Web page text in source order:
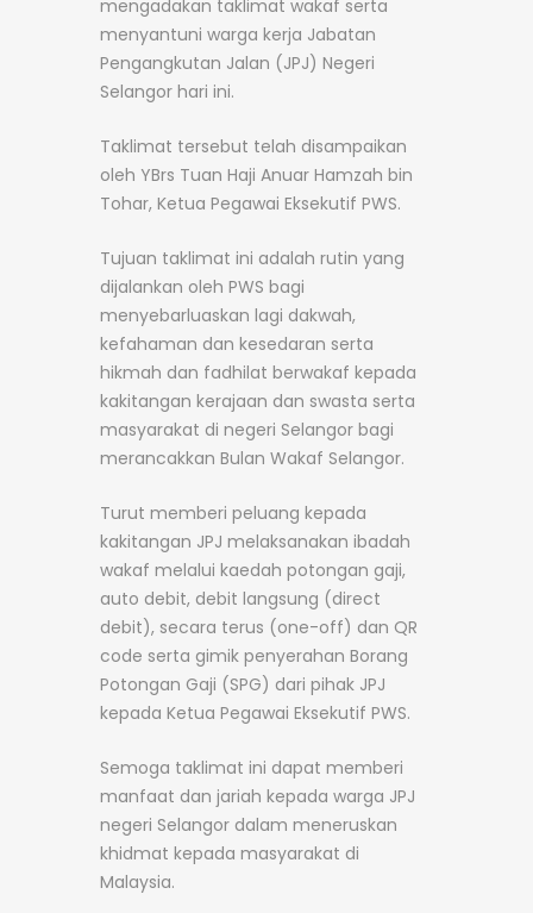
mengadakan taklimat wakaf serta
menyantuni warga kerja Jabatan
Pengangkutan Jalan (JPJ) Negeri
Selangor hari ini.
Taklimat tersebut telah disampaikan
oleh YBrs Tuan Haji Anuar Hamzah bin
Tohar, Ketua Pegawai Eksekutif PWS.
Tujuan taklimat ini adalah rutin yang
dijalankan oleh PWS bagi
menyebarluaskan lagi dakwah,
kefahaman dan kesedaran serta
hikmah dan fadhilat berwakaf kepada
kakitangan kerajaan dan swasta serta
masyarakat di negeri Selangor bagi
merancakkan Bulan Wakaf Selangor.
Turut memberi peluang kepada
kakitangan JPJ melaksanakan ibadah
wakaf melalui kaedah potongan gaji,
auto debit, debit langsung (direct
debit), secara terus (one-off) dan QR
code serta gimik penyerahan Borang
Potongan Gaji (SPG) dari pihak JPJ
kepada Ketua Pegawai Eksekutif PWS.
Semoga taklimat ini dapat memberi
manfaat dan jariah kepada warga JPJ
negeri Selangor dalam meneruskan
khidmat kepada masyarakat di
Malaysia.